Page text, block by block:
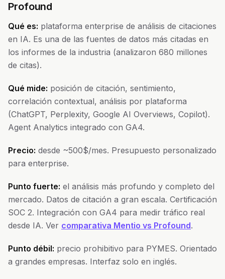
Profound
Qué es: plataforma enterprise de análisis de citaciones
en IA. Es una de las fuentes de datos más citadas en
los informes de la industria (analizaron 680 millones
de citas).
Qué mide: posición de citación, sentimiento,
correlación contextual, análisis por plataforma
(ChatGPT, Perplexity, Google AI Overviews, Copilot).
Agent Analytics integrado con GA4.
Precio: desde ~500$/mes. Presupuesto personalizado
para enterprise.
Punto fuerte: el análisis más profundo y completo del
mercado. Datos de citación a gran escala. Certificación
SOC 2. Integración con GA4 para medir tráfico real
desde IA. Ver comparativa Mentio vs Profound.
Punto débil: precio prohibitivo para PYMES. Orientado
a grandes empresas. Interfaz solo en inglés.